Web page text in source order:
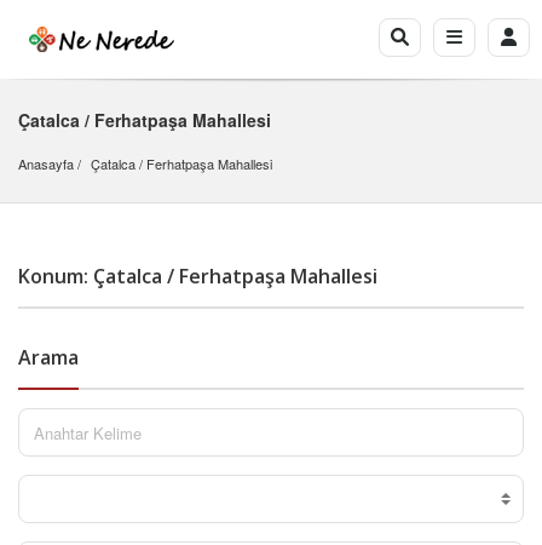
Çatalca / Ferhatpaşa Mahallesi
Anasayfa Çatalca / Ferhatpaşa Mahallesi
Konum: Çatalca / Ferhatpaşa Mahallesi
Arama